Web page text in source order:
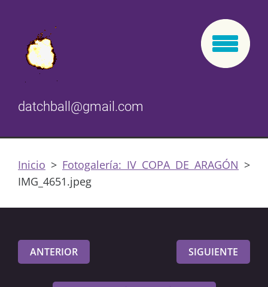
datchball@gmail.com
Inicio > Fotogalería: IV COPA DE ARAGÓN >
IMG_4651.jpeg
ANTERIOR SIGUIENTE